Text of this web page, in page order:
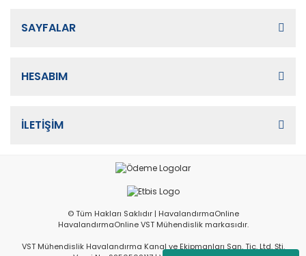
SAYFALAR
HESABIM
İLETİŞİM
© Tüm Hakları Saklıdır | HavalandırmaOnline
HavalandırmaOnline VST Mühendislik markasıdır.
VST Mühendislik Havalandırma Kanal ve Ekipmanları San. Tic. Ltd. Şti.